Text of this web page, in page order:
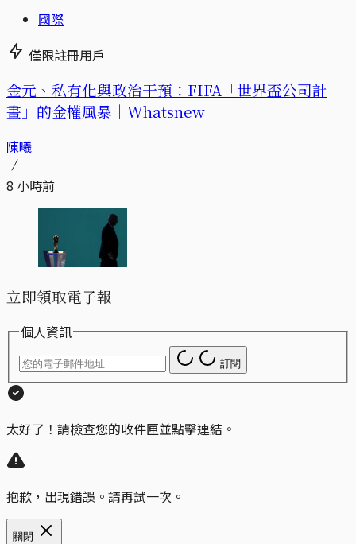
國際
僅限註冊用戶
金元、私有化與政治干預：FIFA「世界盃公司計
畫」的金權風暴｜Whatsnew
陳曦
8 小時前
立即領取電子報
個人資訊
訂閱
太好了！請檢查您的收件匣並點擊連結。
抱歉，出現錯誤。請再試一次。
關閉